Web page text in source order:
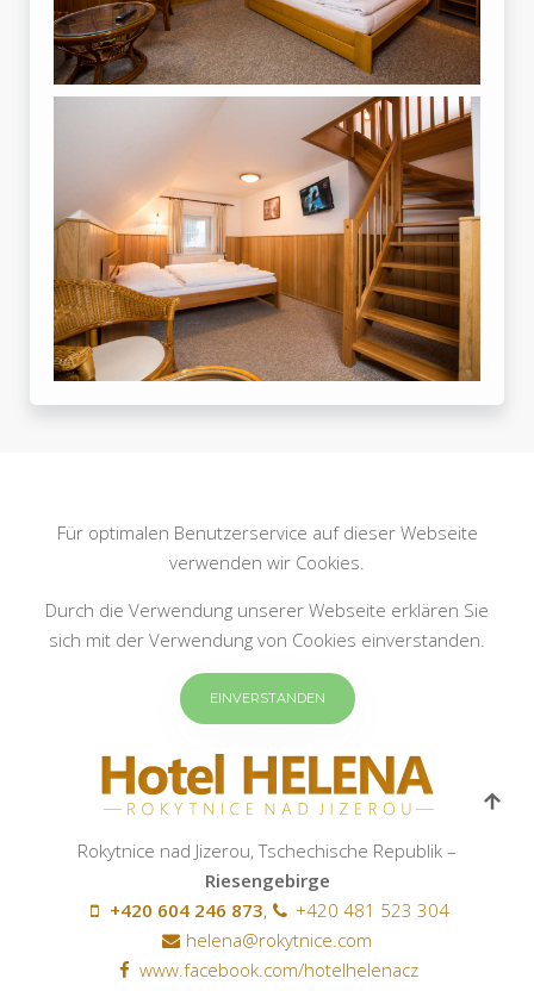
Für optimalen Benutzerservice auf dieser Webseite
verwenden wir Cookies.
Durch die Verwendung unserer Webseite erklären Sie
sich mit der Verwendung von Cookies einverstanden.
EINVERSTANDEN
Rokytnice nad Jizerou, Tschechische Republik –
Riesengebirge
+420 604 246 873,
+420 481 523 304
helena@rokytnice.com
www.facebook.com/hotelhelenacz